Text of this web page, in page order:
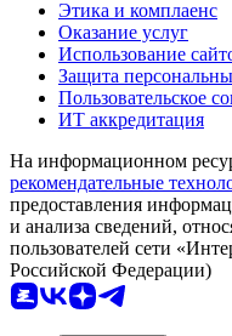
Этика и комплаенс
Оказание услуг
Использование
Защита
Пользовательское
ИТ аккредитация
На информационном
рекомендательные
предоставления
и анализа сведений,
пользователей сети
Российской Федерации)